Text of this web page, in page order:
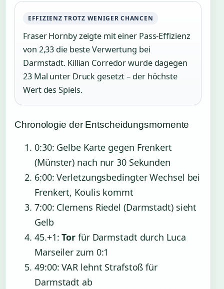
EFFIZIENZ TROTZ WENIGER CHANCEN
Fraser Hornby zeigte mit einer Pass-Effizienz
von 2,33 die beste Verwertung bei
Darmstadt. Killian Corredor wurde dagegen
23 Mal unter Druck gesetzt – der höchste
Wert des Spiels.
Chronologie der Entscheidungsmomente
0:30: Gelbe Karte gegen Frenkert
(Münster) nach nur 30 Sekunden
6:00: Verletzungsbedingter Wechsel bei
Frenkert, Koulis kommt
7:00: Clemens Riedel (Darmstadt) sieht
Gelb
45.+1:Tor für Darmstadt durch Luca
Marseiler zum 0:1
49:00: VAR lehnt Strafstoß für
Darmstadt ab